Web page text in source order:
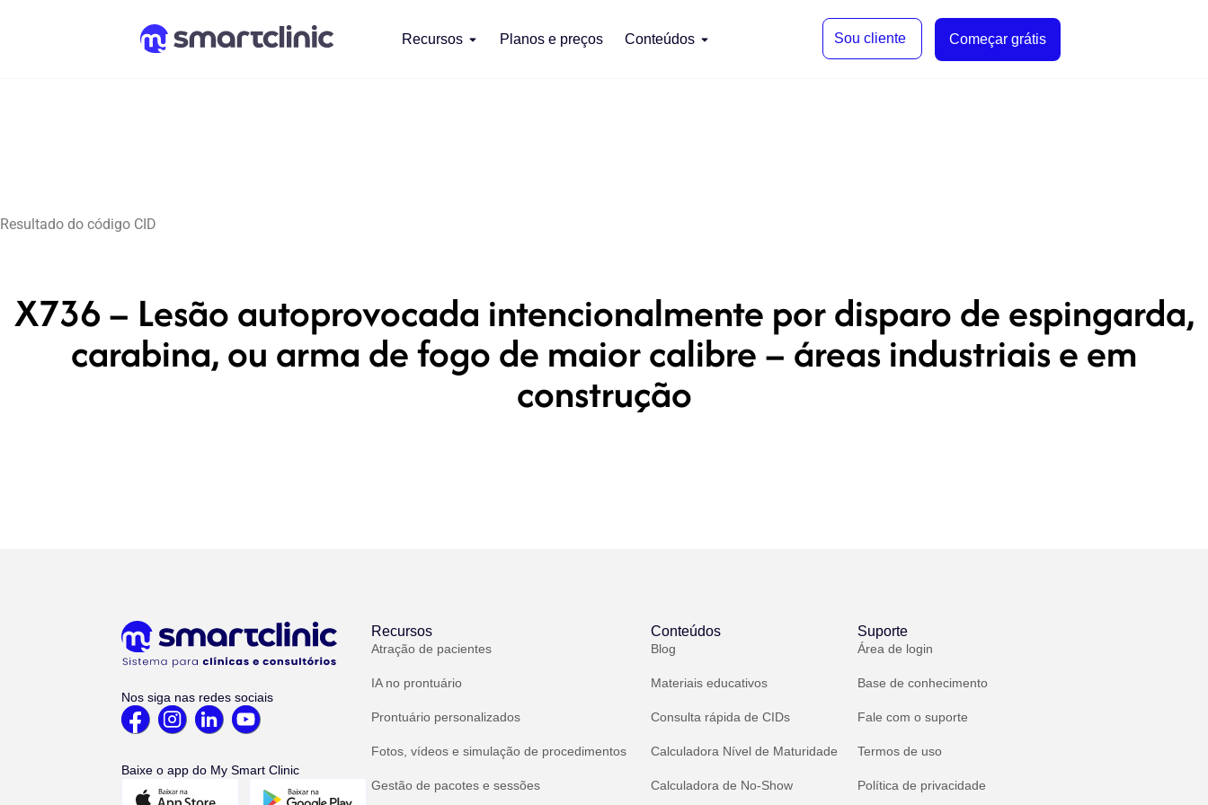
Recursos Planos e preços Conteúdos Sou cliente Começar grátis
Resultado do código CID
X736 – Lesão autoprovocada intencionalmente por disparo de espingarda,
carabina, ou arma de fogo de maior calibre – áreas industriais e em
construção
Nos siga nas redes sociais
Baixe o app do My Smart Clinic
Recursos
Atração de pacientes
IA no prontuário
Prontuário personalizados
Fotos, vídeos e simulação de procedimentos
Gestão de pacotes e sessões
Conteúdos
Blog
Materiais educativos
Consulta rápida de CIDs
Calculadora Nível de Maturidade
Calculadora de No-Show
Suporte
Área de login
Base de conhecimento
Fale com o suporte
Termos de uso
Política de privacidade